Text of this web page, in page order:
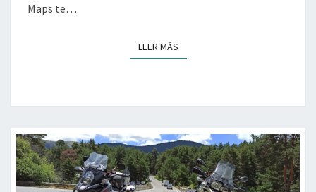
Maps te…
LEER MÁSLEER MÁS